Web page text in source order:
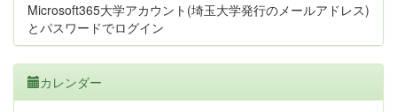
Microsoft365大学アカウント(埼玉大学発行のメールアドレス)
とパスワードでログイン
カレンダー